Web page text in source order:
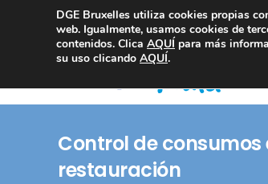
Consultoría Compliance
Control de
restauración
DGE Bruxelles utiliza cookies propias
web. Igualmente, usamos cookies de
contenidos. Clica AQUÍ para más
su uso clicando AQUÍ.